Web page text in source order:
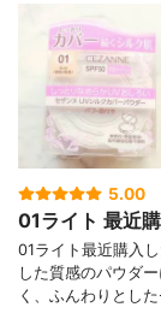
5.00
01ライト 最近
01ライト最近購入
した質感のパウダ
く、ふんわりとし